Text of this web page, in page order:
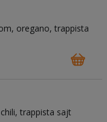
oregano trappista
chili trappista sajt